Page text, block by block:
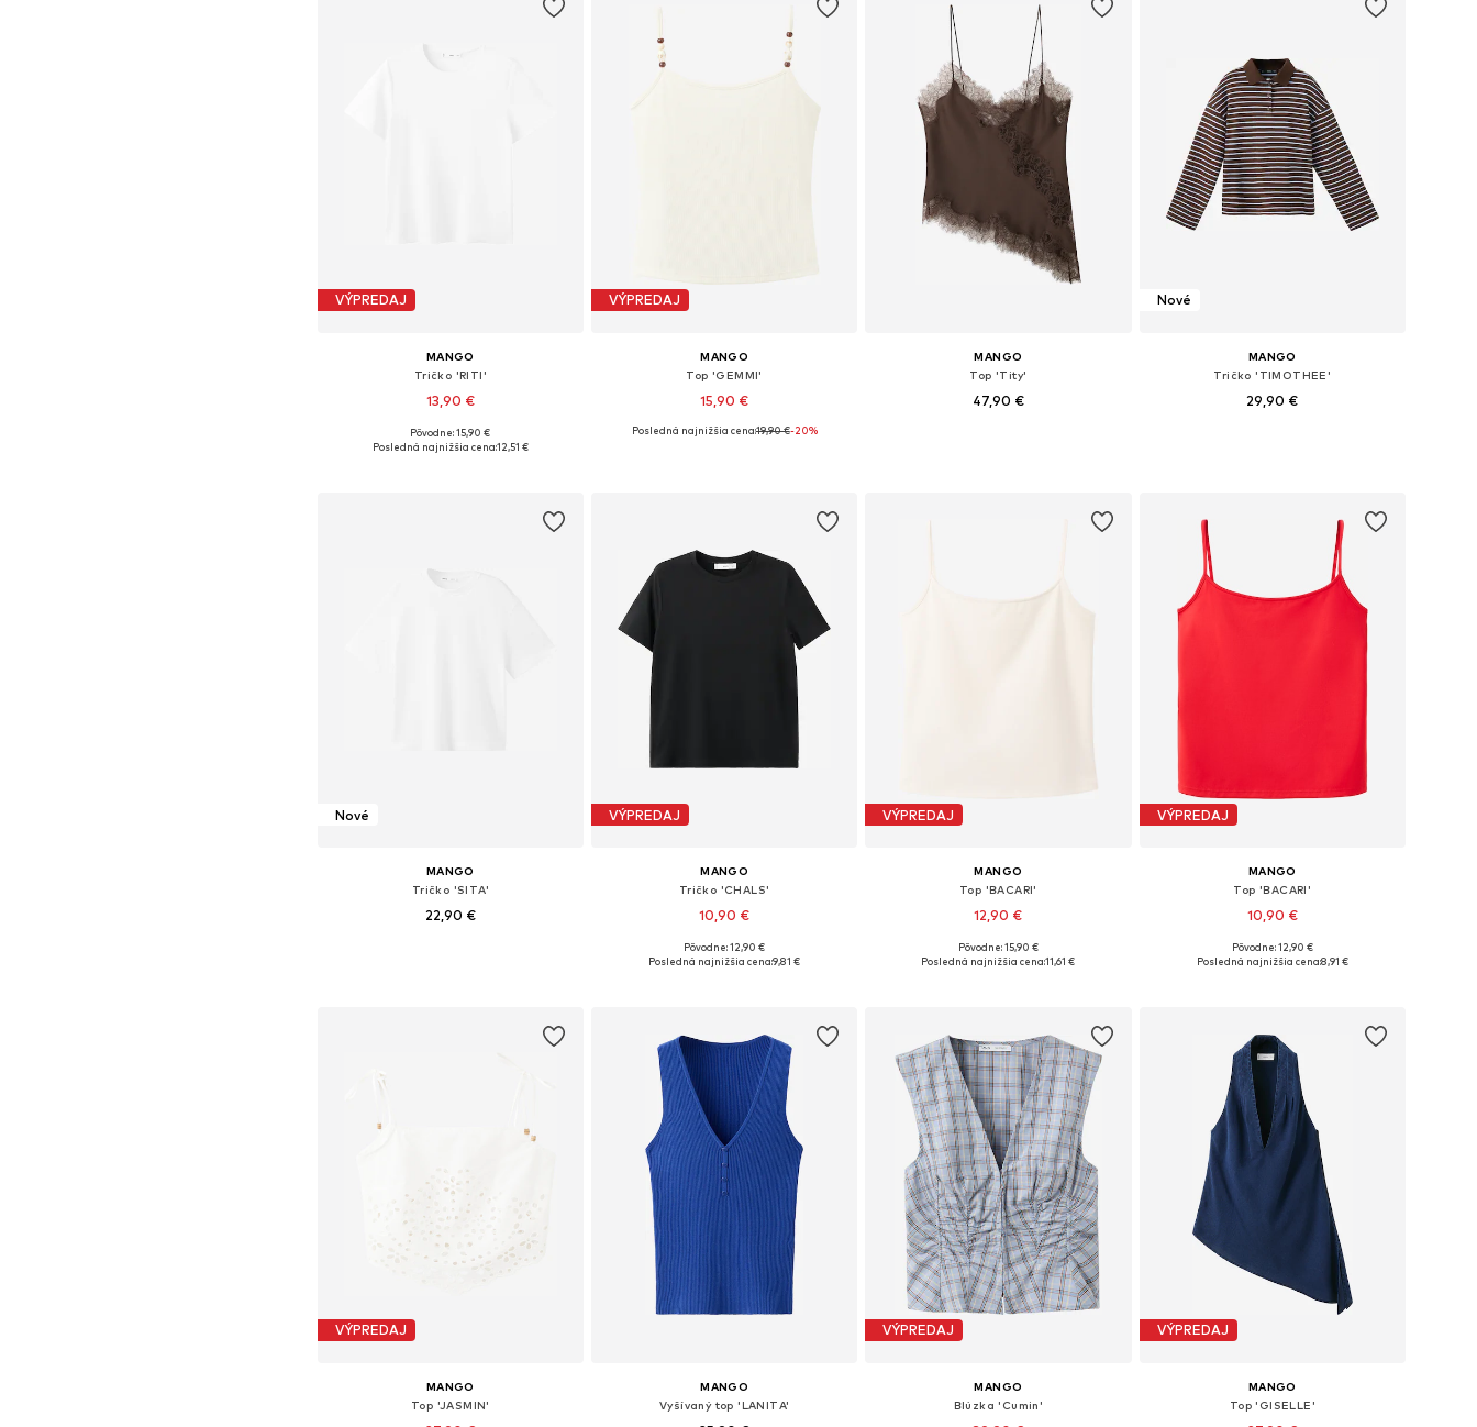
VÝPREDAJ
MANGO
Tričko 'RITI'
13,90 €
+ 3
Dostupné v mnohých veľkostiach
Pôvodne: 15,90 €
Posledná najnižšia cena:12,51 €
VÝPREDAJ
MANGO
Top 'GEMMI'
15,90 €
Dostupné veľkosti: XS, S, M, L, XL
Posledná najnižšia cena:19,90 €-20%
MANGO
Top 'Tity'
47,90 €
Nové
MANGO
Tričko 'TIMOTHEE'
29,90 €
Nové
MANGO
Tričko 'SITA'
22,90 €
VÝPREDAJ
MANGO
Tričko 'CHALS'
10,90 €
Dostupné veľkosti: XXS, XS, S, M, L
Pôvodne: 12,90 €
Posledná najnižšia cena:9,81 €
VÝPREDAJ
MANGO
Top 'BACARI'
12,90 €
Dostupné veľkosti: XS, S, M, L, XL
Pôvodne: 15,90 €
Posledná najnižšia cena:11,61 €
VÝPREDAJ
MANGO
Top 'BACARI'
10,90 €
Dostupné veľkosti: XS, S, M, L, XL
Pôvodne: 12,90 €
Posledná najnižšia cena:8,91 €
VÝPREDAJ
MANGO
Top 'JASMIN'
MANGO
Vyšívaný top 'LANITA'
VÝPREDAJ
MANGO
Blúzka 'Cumin'
VÝPREDAJ
MANGO
Top 'GISELLE'